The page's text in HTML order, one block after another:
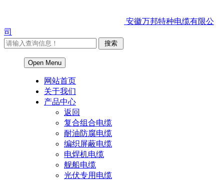
安徽万邦特种电缆有限公
司
Open Menu
网站首页
关于我们
产品中心
返回
复合组合电缆
耐油防腐电缆
编织屏蔽电缆
电焊机电缆
舰船电缆
光伏专用电缆